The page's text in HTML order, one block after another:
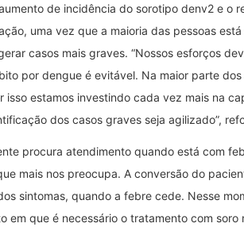
de incidência do sorotipo denv2 e o
uma vez que a maioria das pessoas
casos mais graves. “Nossos esforços
por dengue é evitável. Na maior parte
isso estamos investindo cada vez mais na
dos casos graves seja agilizado”,
procura atendimento quando está com
mais nos preocupa. A conversão do
sintomas, quando a febre cede. Nesse
em que é necessário o tratamento com